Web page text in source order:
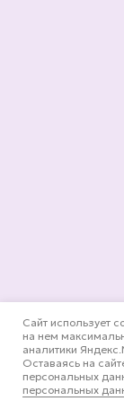
Сайт использует
на нем
аналитики
Оставаясь на
персональных
персональных